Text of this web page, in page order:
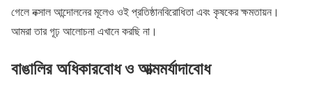
গেলে নক্সাল আন্দোলনের মূলেও ওই প্রতিষ্ঠানবিরোধিতা এবং কৃষকের ক্ষমতায়ন।
আমরা তার গূঢ় আলোচনা এখানে করছি না।
বাঙালির অধিকারবোধ ও আত্মমর্যাদাবোধ